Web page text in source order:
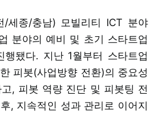
/세종/충남) 모빌리티 ICT 분야
분야의 예비 및 초기 스타트업
됐다. 지난 1월부터 스타트업
피봇(사업방향 전환)의 중요성
, 피봇 역량 진단 및 피봇팅 전
, 지속적인 성과 관리로 이어지